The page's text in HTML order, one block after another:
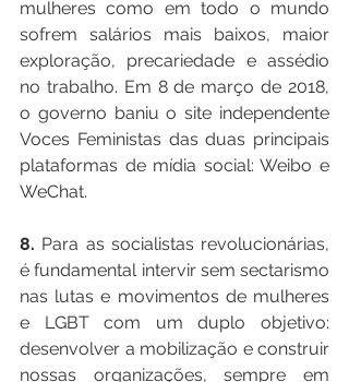
mulheres como em todo o mundo
sofrem salários mais baixos, maior
exploração, precariedade e assédio
no trabalho. Em 8 de março de 2018,
o governo baniu o site independente
Voces Feministas das duas principais
plataformas de mídia social: Weibo e
WeChat.
8. Para as socialistas revolucionárias,
é fundamental intervir sem sectarismo
nas lutas e movimentos de mulheres
e LGBT com um duplo objetivo:
desenvolver a mobilização e construir
nossas organizações, sempre em